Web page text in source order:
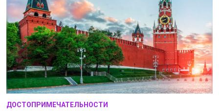
ДОСТОПРИМЕЧАТЕЛЬНОСТИ